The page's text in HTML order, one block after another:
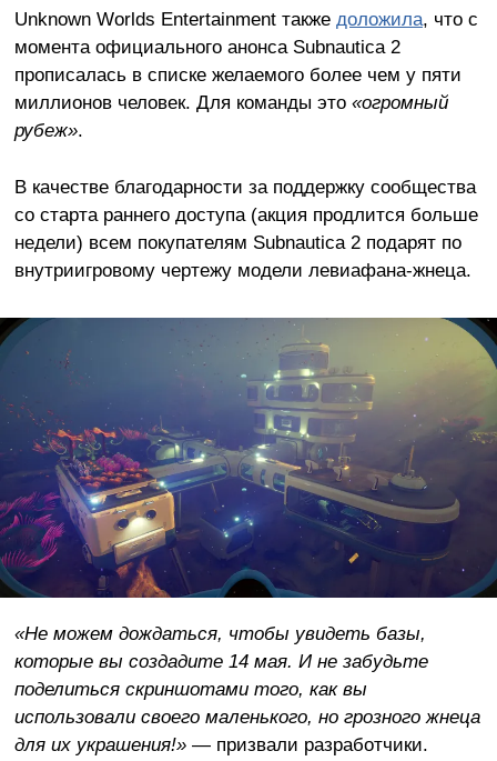
Unknown Worlds Entertainment также доложила, что с
момента официального анонса Subnautica 2
прописалась в списке желаемого более чем у пяти
миллионов человек. Для команды это«огромный
рубеж».
В качестве благодарности за поддержку сообщества
со старта раннего доступа (акция продлится больше
недели) всем покупателям Subnautica 2 подарят по
внутриигровому чертежу модели левиафана-жнеца.
«Не можем дождаться, чтобы увидеть базы,
которые вы создадите 14 мая. И не забудьте
поделиться скриншотами того, как вы
использовали своего маленького, но грозного жнеца
для их украшения!»— призвали разработчики.